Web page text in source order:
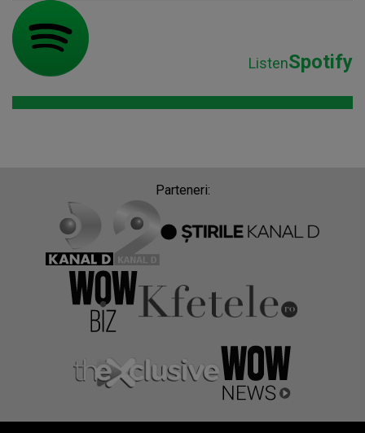
ListenSpotify
Parteneri: